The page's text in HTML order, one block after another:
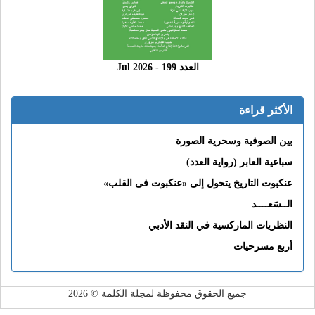
العدد 199 - 2026 Jul
الأكثر قراءة
بين الصوفية وسحرية الصورة
سباعية العابر (رواية العدد)
عنكبوت التاريخ يتحول إلى «عنكبوت فى القلب»
الــسَعــــد
النظريات الماركسية في النقد الأدبي
أربع مسرحيات
جميع الحقوق محفوظة لمجلة الكلمة © 2026